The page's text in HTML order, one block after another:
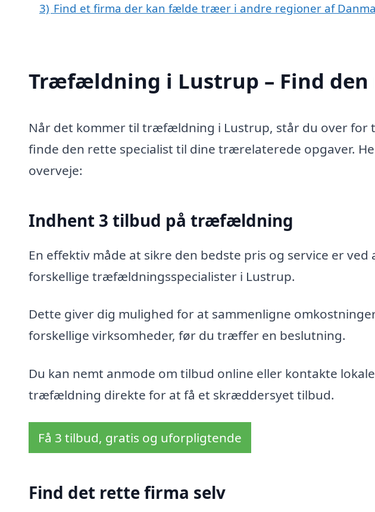
3) Find et firma der kan fælde træer i andre regioner af
Træfældning i Lustrup – Find
Når det kommer til træfældning i Lustrup, står du over
finde den rette specialist til dine trærelaterede opgaver.
overveje:
Indhent 3 tilbud på træfældning
En effektiv måde at sikre den bedste pris og service er
forskellige træfældningsspecialister i Lustrup.
Dette giver dig mulighed for at sammenligne
forskellige virksomheder, før du træffer en beslutning.
Du kan nemt anmode om tilbud online eller kontakte
træfældning direkte for at få et skræddersyet tilbud.
Få 3 tilbud, gratis og uforpligtende
Find det rette firma selv